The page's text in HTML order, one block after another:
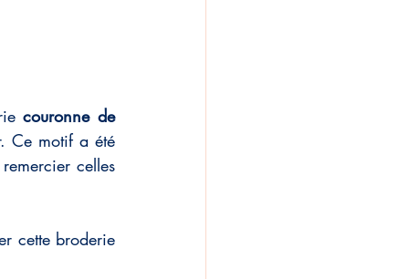
couronne de
Ce motif a été
celles
cette broderie